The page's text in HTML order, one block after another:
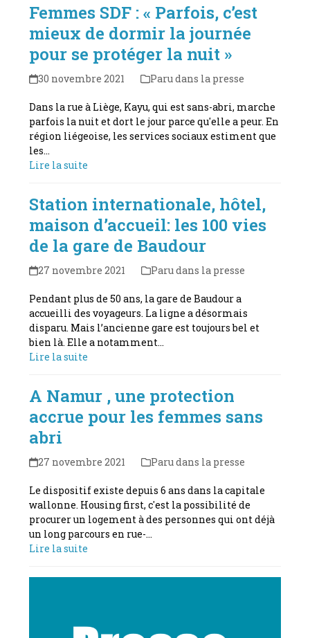
Femmes SDF : « Parfois, c’est
mieux de dormir la journée
pour se protéger la nuit »
30 novembre 2021 Paru dans la presse
Dans la rue à Liège, Kayu, qui est sans-abri, marche
parfois la nuit et dort le jour parce qu'elle a peur. En
région liégeoise, les services sociaux estiment que
les…
Lire la suite
Station internationale, hôtel,
maison d’accueil: les 100 vies
de la gare de Baudour
27 novembre 2021 Paru dans la presse
Pendant plus de 50 ans, la gare de Baudour a
accueilli des voyageurs. La ligne a désormais
disparu. Mais l’ancienne gare est toujours bel et
bien là. Elle a notamment…
Lire la suite
A Namur , une protection
accrue pour les femmes sans
abri
27 novembre 2021 Paru dans la presse
Le dispositif existe depuis 6 ans dans la capitale
wallonne. Housing first, c'est la possibilité de
procurer un logement à des personnes qui ont déjà
un long parcours en rue-…
Lire la suite